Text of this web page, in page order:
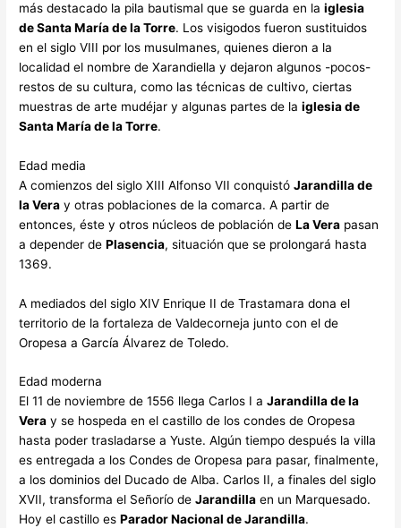
más destacado la pila bautismal que se guarda en laiglesia
de Santa María de la Torre. Los visigodos fueron sustituidos
en el siglo VIII por los musulmanes, quienes dieron a la
localidad el nombre de Xarandiella y dejaron algunos -pocos-
restos de su cultura, como las técnicas de cultivo, ciertas
muestras de arte mudéjar y algunas partes de laiglesia de
Santa María de la Torre.
Edad media
A comienzos del siglo XIII Alfonso VII conquistóJarandilla de
la Vera y otras poblaciones de la comarca. A partir de
entonces, éste y otros núcleos de población deLa Vera pasan
a depender dePlasencia, situación que se prolongará hasta
1369.
A mediados del siglo XIV Enrique II de Trastamara dona el
territorio de la fortaleza de Valdecorneja junto con el de
Oropesa a García Álvarez de Toledo.
Edad moderna
El 11 de noviembre de 1556 llega Carlos I aJarandilla de la
Vera y se hospeda en el castillo de los condes de Oropesa
hasta poder trasladarse a Yuste. Algún tiempo después la villa
es entregada a los Condes de Oropesa para pasar, finalmente,
a los dominios del Ducado de Alba. Carlos II, a finales del siglo
XVII, transforma el Señorío deJarandilla en un Marquesado.
Hoy el castillo esParador Nacional de Jarandilla.